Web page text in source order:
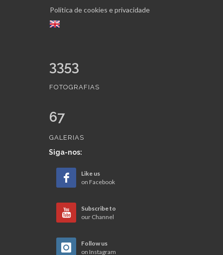
Política de cookies e privacidade
3353
FOTOGRAFIAS
67
GALERIAS
Siga-nos:
Like us
on Facebook
Subscribe to
our Channel
Follow us
on Instagram